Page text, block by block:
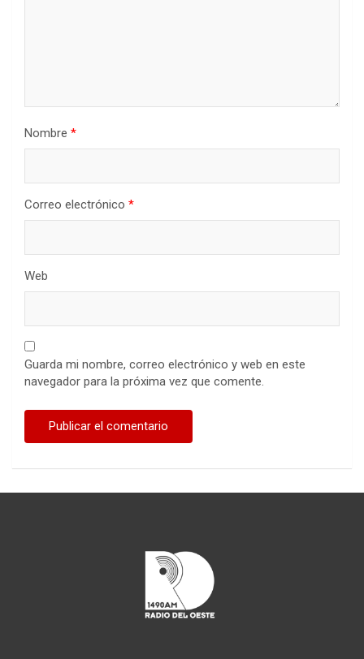
Nombre *
Correo electrónico *
Web
Guarda mi nombre, correo electrónico y web en este
navegador para la próxima vez que comente.